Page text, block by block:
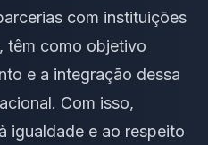
com instituições
têm como objetivo
e a integração dessa
Com isso,
igualdade e ao respeito